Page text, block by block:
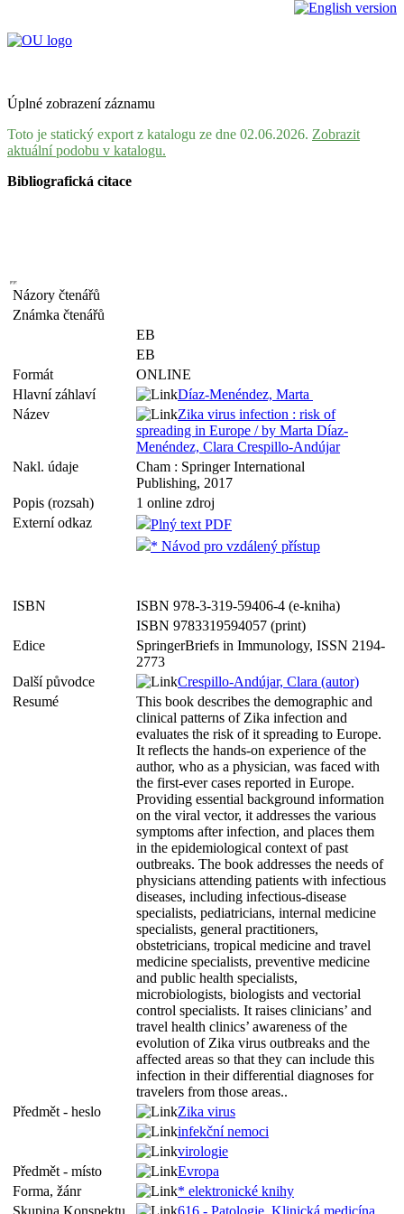
Úplné zobrazení záznamu
Toto je statický export z katalogu ze dne 02.06.2026. Zobrazit
aktuální podobu v katalogu.
Bibliografická citace
Názory čtenářů
Známka čtenářů
EB
EB
Formát
ONLINE
Hlavní záhlaví
Díaz-Menéndez, Marta
Název
Zika virus infection : risk of
spreading in Europe / by Marta Díaz-
Menéndez, Clara Crespillo-Andújar
Nakl. údaje
Cham : Springer International
Publishing, 2017
Popis (rozsah)
1 online zdroj
Externí odkaz
Plný text PDF
* Návod pro vzdálený přístup
ISBN
ISBN 978-3-319-59406-4 (e-kniha)
ISBN 9783319594057 (print)
Edice
SpringerBriefs in Immunology, ISSN 2194-
2773
Další původce
Crespillo-Andújar, Clara (autor)
Resumé
This book describes the demographic and
clinical patterns of Zika infection and
evaluates the risk of it spreading to Europe.
It reflects the hands-on experience of the
author, who as a physician, was faced with
the first-ever cases reported in Europe.
Providing essential background information
on the viral vector, it addresses the various
symptoms after infection, and places them
in the epidemiological context of past
outbreaks. The book addresses the needs of
physicians attending patients with infectious
diseases, including infectious-disease
specialists, pediatricians, internal medicine
specialists, general practitioners,
obstetricians, tropical medicine and travel
medicine specialists, preventive medicine
and public health specialists,
microbiologists, biologists and vectorial
control specialists. It raises clinicians’ and
travel health clinics’ awareness of the
evolution of Zika virus outbreaks and the
affected areas so that they can include this
infection in their differential diagnoses for
travelers from those areas..
Předmět - heslo
Zika virus
infekční nemoci
virologie
Předmět - místo
Evropa
Forma, žánr
* elektronické knihy
Skupina Konspektu
616 - Patologie. Klinická medicína